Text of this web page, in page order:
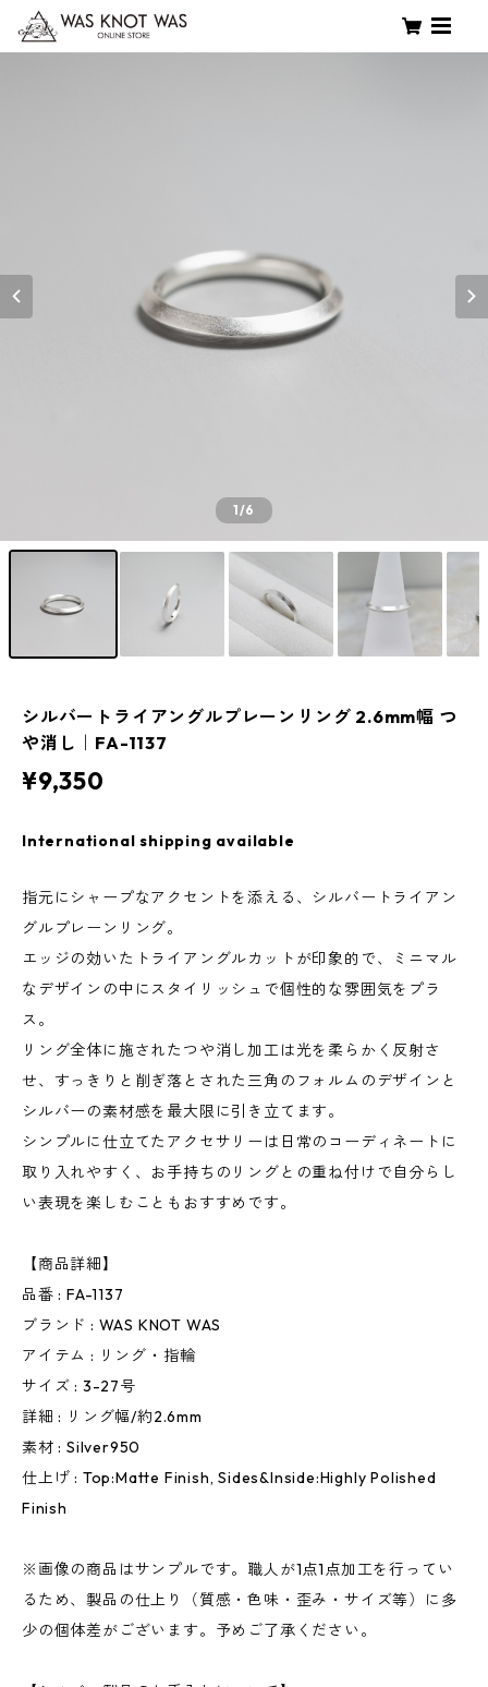
1/6
シルバートライアングルプレーンリング 2.6mm幅 つ
や消し｜FA-1137
¥9,350
International shipping available
指元にシャープなアクセントを添える、シルバートライアン
グルプレーンリング。
エッジの効いたトライアングルカットが印象的で、ミニマル
なデザインの中にスタイリッシュで個性的な雰囲気をプラ
ス。
リング全体に施されたつや消し加工は光を柔らかく反射さ
せ、すっきりと削ぎ落とされた三角のフォルムのデザインと
シルバーの素材感を最大限に引き立てます。
シンプルに仕立てたアクセサリーは日常のコーディネートに
取り入れやすく、お手持ちのリングとの重ね付けで自分らし
い表現を楽しむこともおすすめです。
【商品詳細】
品番 : FA-1137
ブランド : WAS KNOT WAS
アイテム : リング・指輪
サイズ : 3-27号
詳細 : リング幅/約2.6mm
素材 : Silver950
仕上げ : Top:Matte Finish, Sides&Inside:Highly Polished
Finish
※画像の商品はサンプルです。職人が1点1点加工を行ってい
るため、製品の仕上り（質感・色味・歪み・サイズ等）に多
少の個体差がございます。予めご了承ください。